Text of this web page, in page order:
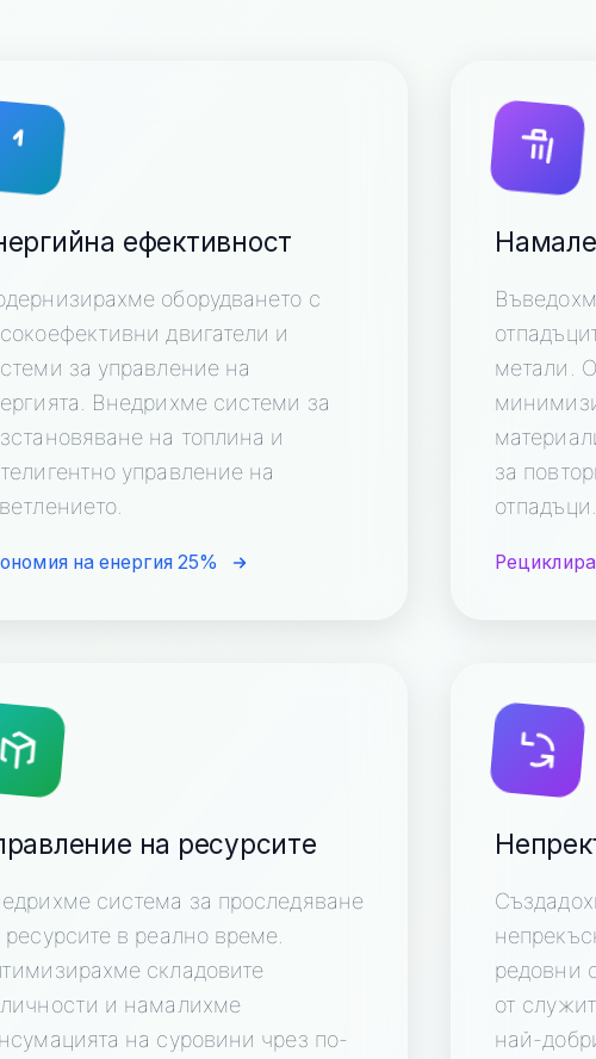
ефективност
оборудването с
двигатели и
за управление на
Внедрихме системи за
на топлина и
управление на
на енергия 25%
метали.
за
отпадъци.
на ресурсите
система за проследяване
ресурсите в реално време.
складовите
и намалихме
на суровини чрез по-
редовни
от
най-